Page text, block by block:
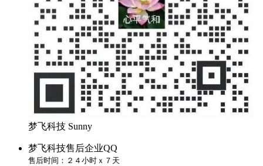
梦飞科技 Sunny
梦飞科技售后企业QQ
售后时间：２４小时ｘ７天